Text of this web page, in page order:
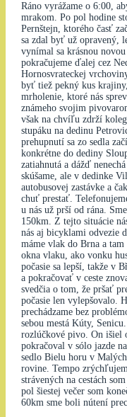
Ráno vyrážame o 6:00,
mrakom. Po pol hodine
Pernštejn, ktorého časť
sa zdal byť už opravený,
vynímal sa krásnou
pokračujeme ďalej cez
Hornosvrateckej
byť tiež pekný kus
mrholenie, ktoré nás
známeho svojim
však na chvíľu zdrží
stupáku na dedinu
prehupnutí sa zo sedla
konkrétne do dediny
zatiahnutá a dážď
skúšame, ale v dedinke
autobusovej zastávke a
chuť prestať.
u nás už prší od rána.
150km. Z tejto situácie
nás aj bicyklami odvezie
máme vlak do Brna a
okna vlaku, ako vonku
počasie sa lepší, takže v
a pokračovať v ceste
svedčia o tom, že pršať
počasie len vylepšovalo.
prechádzame bez
sebou mestá Kúty,
rozlúčkové pivo. On išiel
pokračoval v sólo jazde
sedlo Bielu horu v
rovine. Tempo
strávených na cestách
pol šiestej večer som
60km sme boli nútení